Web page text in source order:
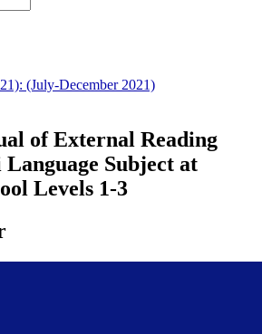
(July-December 2021)
of External Reading
Subject at
Levels 1-3